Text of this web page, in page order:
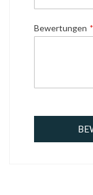
Bewertungen